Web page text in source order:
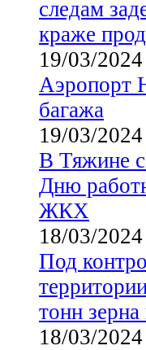
следам
краже
19/03/
Аэропорт
багажа
19/03/
В Тяжине
Дню
ЖКХ
18/03/
Под
тонн
18/03/